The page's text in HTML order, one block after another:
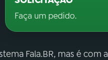
Faça um pedido.
Fala.BR, mas é com